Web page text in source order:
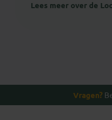
Lees meer over de
Vragen?